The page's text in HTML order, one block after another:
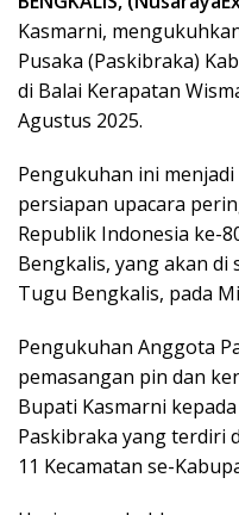
Kasmarni,
Pusaka (Paskibraka)
di Balai Kerapatan
Agustus 2025.
Pengukuhan ini
persiapan upacara
Republik Indonesia ke-
Bengkalis, yang akan
Tugu Bengkalis, pada
Pengukuhan Anggota
pemasangan pin dan
Bupati Kasmarni
Paskibraka yang terdiri
11 Kecamatan se-